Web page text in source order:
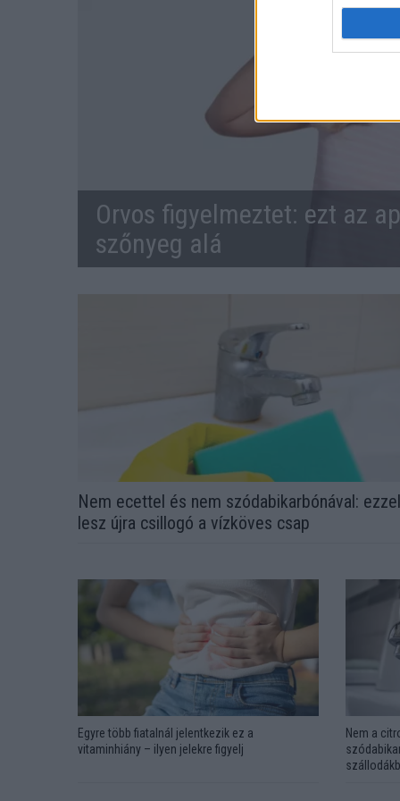
Orvos figyelmeztet: ezt az
szőnyeg alá
Nem ecettel és nem szódabikarbónával: ezzel
lesz újra csillogó a vízköves csap
Egyre több fiatalnál jelentkezik ez a
vitaminhiány – ilyen jelekre figyelj
Nem a